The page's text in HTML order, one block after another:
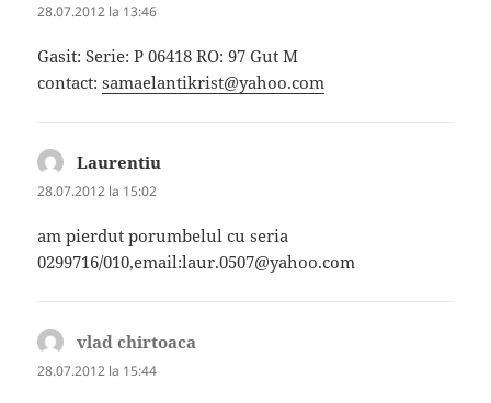
28.07.2012 la 13:46
Gasit: Serie: P 06418 RO: 97 Gut M
contact:samaelantikrist@yahoo.com
Laurentiu
28.07.2012 la 15:02
am pierdut porumbelul cu seria
0299716/010,email:laur.0507@yahoo.com
vlad chirtoaca
28.07.2012 la 15:44